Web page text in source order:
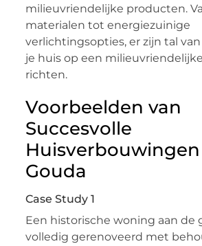
milieuvriendelijke producten.
materialen tot energiezuinige
verlichtingsopties, er zijn tal
je huis op een
richten.
Voorbeelden van
Succesvolle
Gouda
Case Study 1
Een historische woning aan de
volledig gerenoveerd met